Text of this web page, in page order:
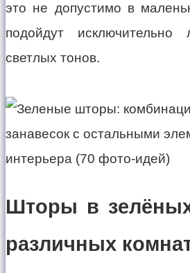
это не допустимо в
подойдут исключительно
светлых тонов.
Шторы в
различных